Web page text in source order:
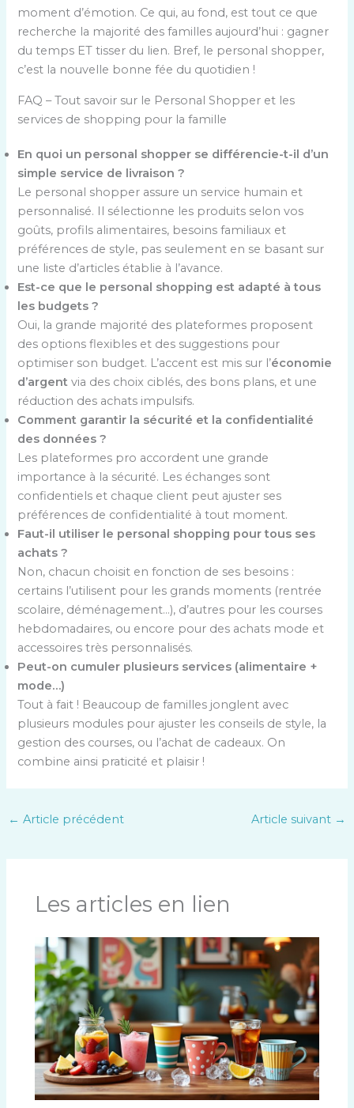
moment d’émotion. Ce qui, au fond, est tout ce que
recherche la majorité des familles aujourd’hui : gagner
du temps ET tisser du lien. Bref, le personal shopper,
c’est la nouvelle bonne fée du quotidien !
FAQ – Tout savoir sur le Personal Shopper et les
services de shopping pour la famille
En quoi un personal shopper se différencie-t-il d’un
simple service de livraison ?
Le personal shopper assure un service humain et
personnalisé. Il sélectionne les produits selon vos
goûts, profils alimentaires, besoins familiaux et
préférences de style, pas seulement en se basant sur
une liste d’articles établie à l’avance.
Est-ce que le personal shopping est adapté à tous
les budgets ?
Oui, la grande majorité des plateformes proposent
des options flexibles et des suggestions pour
optimiser son budget. L’accent est mis sur l’économie
d’argent via des choix ciblés, des bons plans, et une
réduction des achats impulsifs.
Comment garantir la sécurité et la confidentialité
des données ?
Les plateformes pro accordent une grande
importance à la sécurité. Les échanges sont
confidentiels et chaque client peut ajuster ses
préférences de confidentialité à tout moment.
Faut-il utiliser le personal shopping pour tous ses
achats ?
Non, chacun choisit en fonction de ses besoins :
certains l’utilisent pour les grands moments (rentrée
scolaire, déménagement…), d’autres pour les courses
hebdomadaires, ou encore pour des achats mode et
accessoires très personnalisés.
Peut-on cumuler plusieurs services (alimentaire +
mode…)
Tout à fait ! Beaucoup de familles jonglent avec
plusieurs modules pour ajuster les conseils de style, la
gestion des courses, ou l’achat de cadeaux. On
combine ainsi praticité et plaisir !
← Article précédent Article suivant →
Les articles en lien